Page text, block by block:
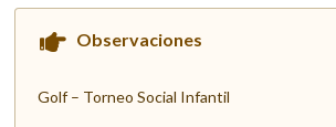
Observaciones
Golf – Torneo Social Infantil